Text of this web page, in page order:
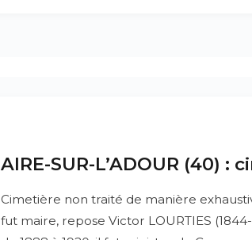
AIRE-SUR-L’ADOUR (40) :
Cimetière non traité de manière
fut maire, repose Victor LOURTIES